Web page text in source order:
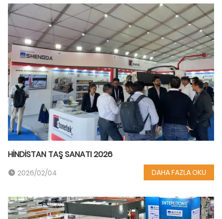
HİNDİSTAN TAŞ SANATI 2026
2026/02/04 DAHA FAZLA OKU